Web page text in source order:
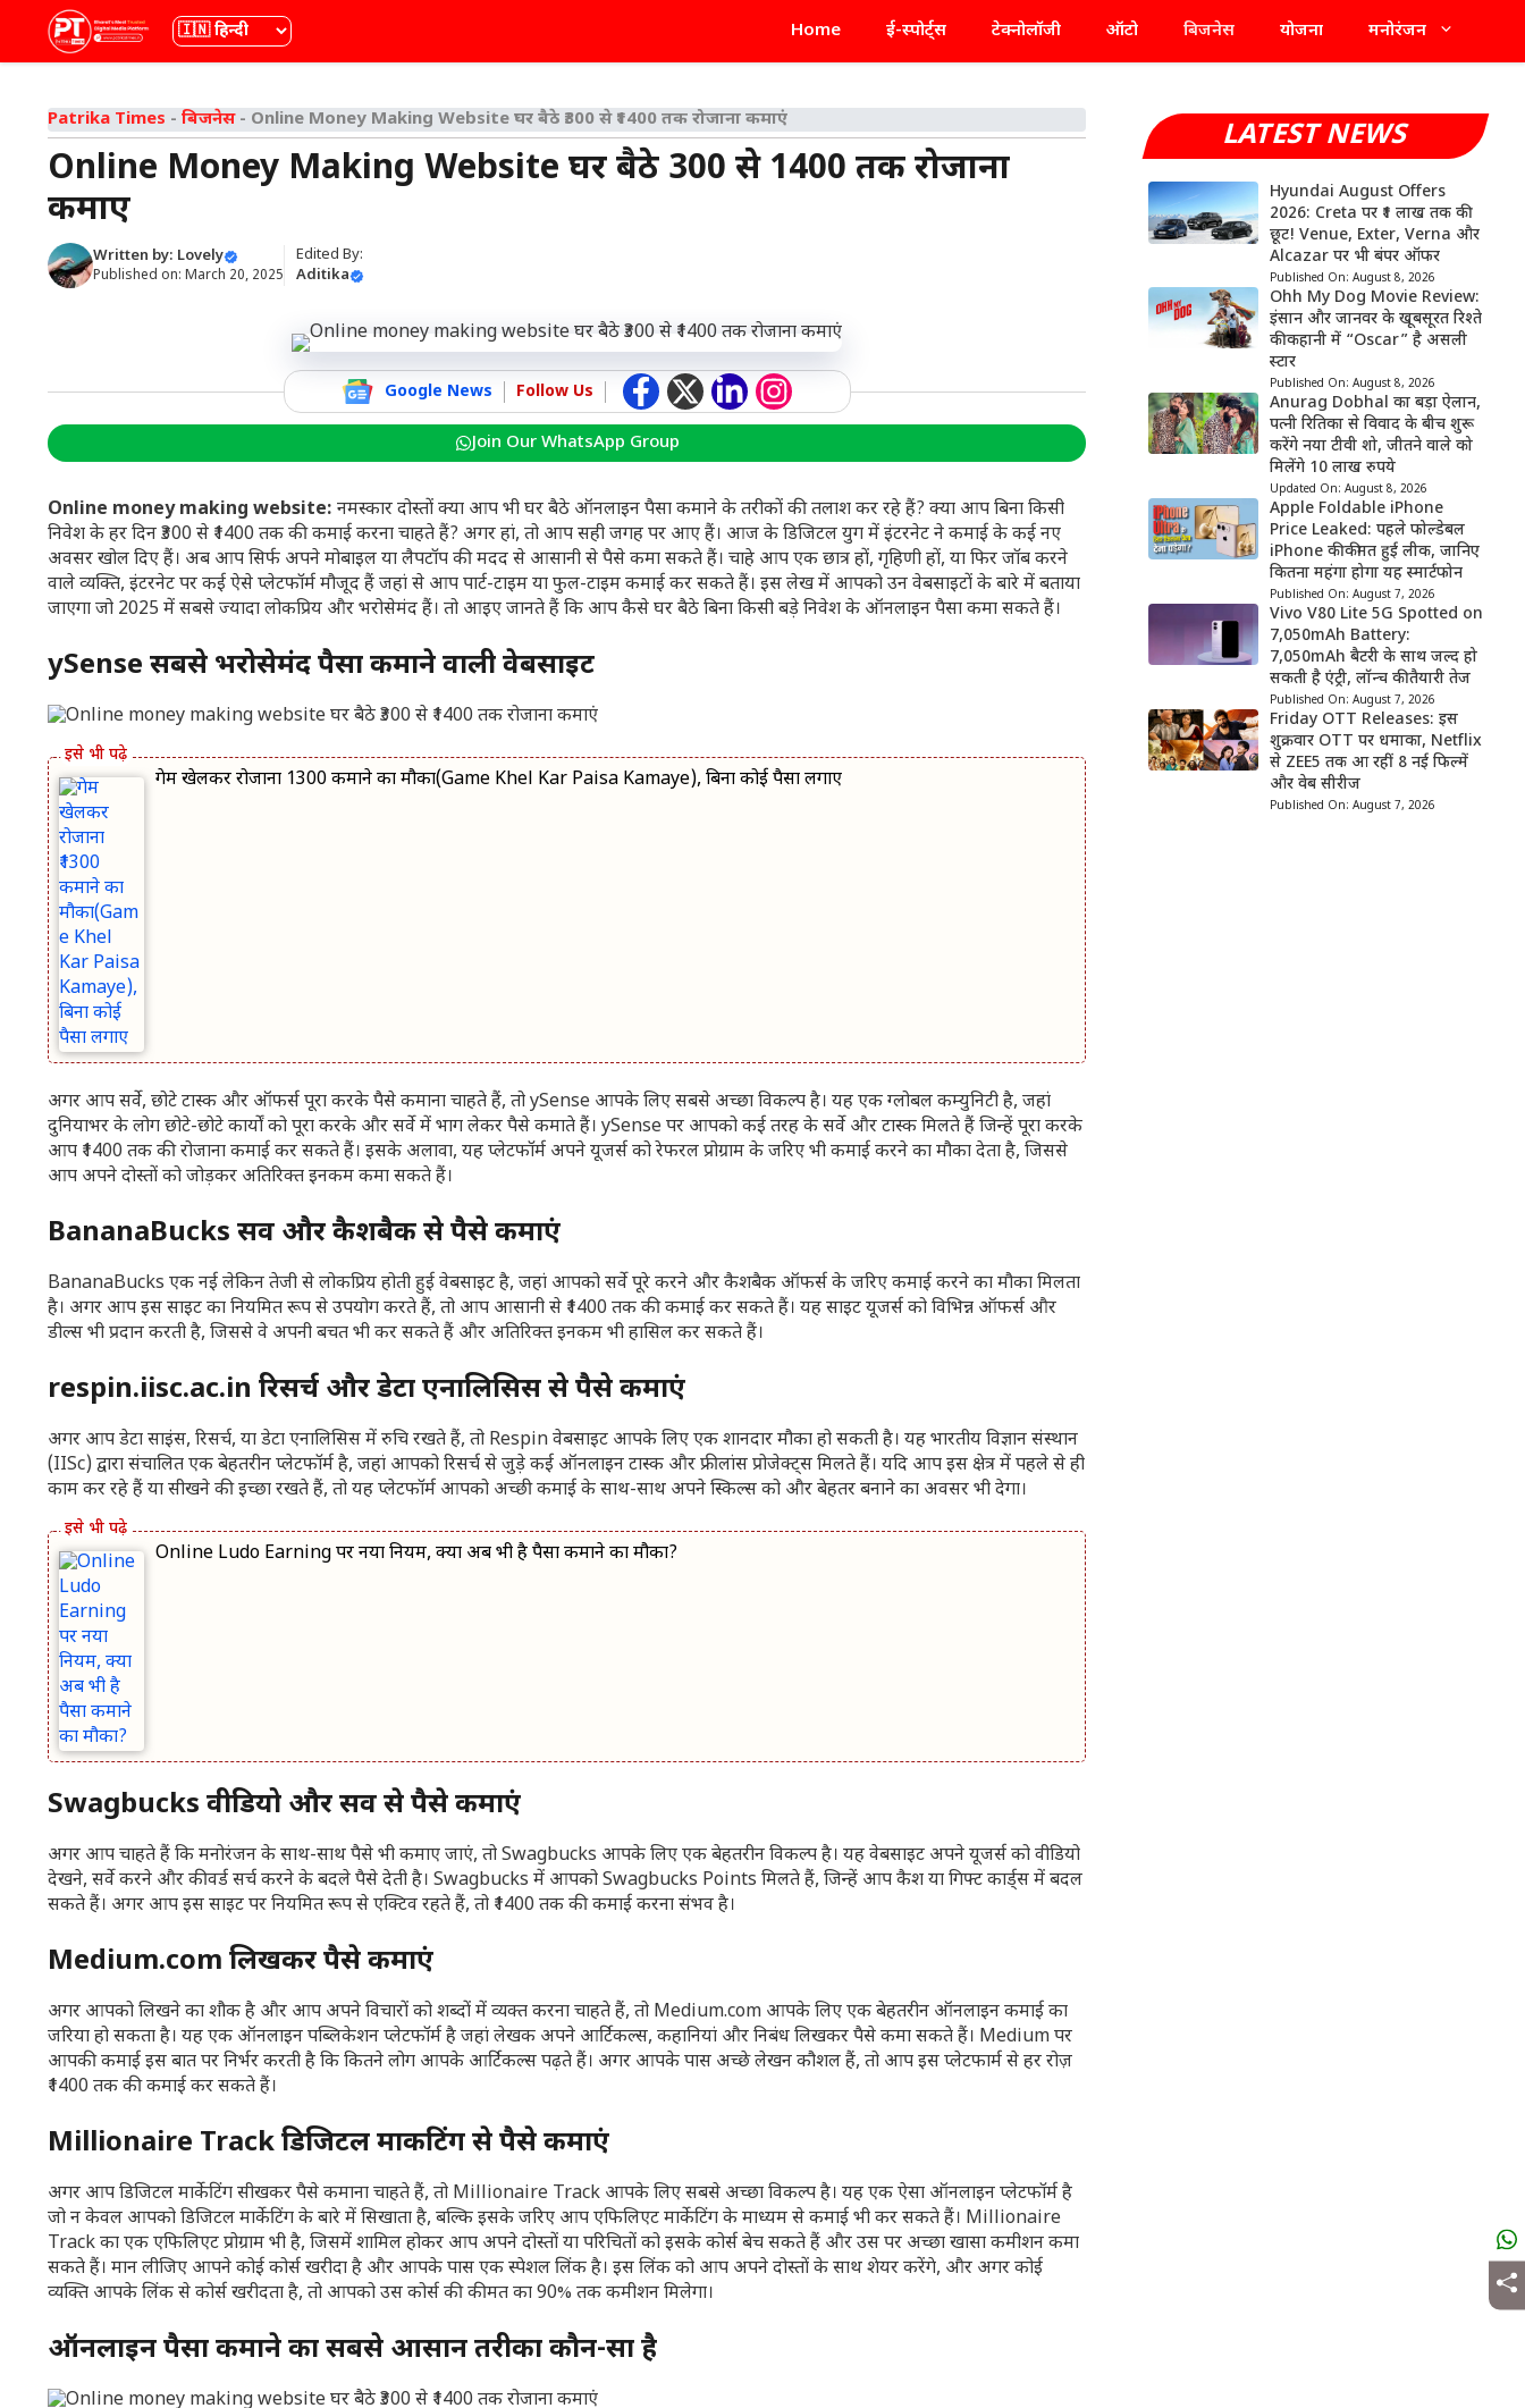
content
भाषा Home ई-स्पोर्ट्स टेक्नोलॉजी ऑटो बिजनेस योजना मनोरंजन
Patrika Times - बिजनेस- Online Money Making Website घर बैठे ₹300 से ₹1400 तक रोजाना कमाएं
Online Money Making Website घर बैठे ₹300 से ₹1400 तक रोजाना
कमाएं
Written by: Lovely
Published on: March 20, 2025
Edited By:
Aditika
Google News Follow Us
Join Our WhatsApp Group
Online money making website: नमस्कार दोस्तोंक्या आप भी घर बैठे ऑनलाइन पैसा कमाने के तरीकों की तलाश कर रहे हैं? क्या आप बिना किसी
निवेश के हर दिन ₹300 से ₹1400 तक की कमाई करना चाहते हैं? अगर हां, तो आप सही जगह पर आए हैं। आज के डिजिटल युग में इंटरनेट ने कमाई के कई नए
अवसर खोल दिए हैं। अब आप सिर्फ अपने मोबाइल या लैपटॉप की मदद से आसानी से पैसे कमा सकते हैं। चाहे आप एक छात्र हों, गृहिणी हों, या फिर जॉब करने
वाले व्यक्ति, इंटरनेट पर कई ऐसे प्लेटफॉर्म मौजूद हैं जहां से आप पार्ट-टाइम या फुल-टाइम कमाई कर सकते हैं। इस लेख में आपको उन वेबसाइटों के बारे में बताया
जाएगा जो 2025 में सबसे ज्यादा लोकप्रिय और भरोसेमंद हैं। तो आइए जानते हैं कि आप कैसे घर बैठे बिना किसी बड़े निवेश के ऑनलाइन पैसा कमा सकते हैं।
ySense सबसे भरोसेमंद पैसा कमाने वाली वेबसाइट
गेम खेलकर रोजाना ₹1300 कमाने का मौका(Game Khel Kar Paisa Kamaye), बिना कोई पैसा लगाए
अगर आप सर्वे, छोटे टास्क और ऑफर्स पूरा करके पैसे कमाना चाहते हैं, तो ySense आपके लिए सबसे अच्छा विकल्प है। यह एक ग्लोबल कम्युनिटी है, जहां
दुनियाभर के लोग छोटे-छोटे कार्यों को पूरा करके और सर्वे में भाग लेकर पैसे कमाते हैं। ySense पर आपको कई तरह के सर्वे और टास्क मिलते हैं जिन्हें पूरा करके
आप ₹1400 तक की रोजाना कमाई कर सकते हैं। इसके अलावा, यह प्लेटफॉर्म अपने यूजर्स को रेफरल प्रोग्राम के जरिए भी कमाई करने का मौका देता है, जिससे
आप अपने दोस्तों को जोड़कर अतिरिक्त इनकम कमा सकते हैं।
BananaBucks सर्वे और कैशबैक से पैसे कमाएं
BananaBucks एक नई लेकिन तेजी से लोकप्रिय होती हुई वेबसाइट है, जहां आपको सर्वे पूरे करने और कैशबैक ऑफर्स के जरिए कमाई करने का मौका मिलता
है। अगर आप इस साइट का नियमित रूप से उपयोग करते हैं, तो आप आसानी से ₹1400 तक की कमाई कर सकते हैं। यह साइट यूजर्स को विभिन्न ऑफर्स और
डील्स भी प्रदान करती है, जिससे वे अपनी बचत भी कर सकते हैं और अतिरिक्त इनकम भी हासिल कर सकते हैं।
respin.iisc.ac.in रिसर्च और डेटा एनालिसिस से पैसे कमाएं
अगर आप डेटा साइंस, रिसर्च, या डेटा एनालिसिस में रुचि रखते हैं, तो Respin वेबसाइट आपके लिए एक शानदार मौका हो सकती है। यह भारतीय विज्ञान संस्थान
(IISc) द्वारा संचालित एक बेहतरीन प्लेटफॉर्म है, जहां आपको रिसर्च से जुड़े कई ऑनलाइन टास्क और फ्रीलांस प्रोजेक्ट्स मिलते हैं। यदि आप इस क्षेत्र में पहले से ही
काम कर रहे हैं या सीखने की इच्छा रखते हैं, तो यह प्लेटफॉर्म आपको अच्छी कमाई के साथ-साथ अपने स्किल्स को और बेहतर बनाने का अवसर भी देगा।
Online Ludo Earning पर नया नियम, क्या अब भी है पैसा कमाने का मौका?
Swagbucks वीडियो और सर्वे से पैसे कमाएं
अगर आप चाहते हैं कि मनोरंजन के साथ-साथ पैसे भी कमाए जाएं, तो Swagbucks आपके लिए एक बेहतरीन विकल्प है। यह वेबसाइट अपने यूजर्स को वीडियो
देखने, सर्वे करने और कीवर्ड सर्च करने के बदले पैसे देती है। Swagbucks में आपको Swagbucks Points मिलते हैं, जिन्हें आप कैश या गिफ्ट कार्ड्स में बदल
सकते हैं। अगर आप इस साइट पर नियमित रूप से एक्टिव रहते हैं, तो ₹1400 तक की कमाई करना संभव है।
Medium.com लिखकर पैसे कमाएं
अगर आपको लिखने का शौक है और आप अपने विचारों को शब्दों में व्यक्त करना चाहते हैं, तो Medium.com आपके लिए एक बेहतरीन ऑनलाइन कमाई का
जरिया हो सकता है। यह एक ऑनलाइन पब्लिकेशन प्लेटफॉर्म है जहां लेखक अपने आर्टिकल्स, कहानियां और निबंध लिखकर पैसे कमा सकते हैं। Medium पर
आपकी कमाई इस बात पर निर्भर करती है कि कितने लोग आपके आर्टिकल्स पढ़ते हैं। अगर आपके पास अच्छे लेखन कौशल हैं, तो आप इस प्लेटफार्म से हर रोज़
₹1400 तक की कमाई कर सकते हैं।
Millionaire Track डिजिटल मार्केटिंग से पैसे कमाएं
अगर आप डिजिटल मार्केटिंग सीखकर पैसे कमाना चाहते हैं, तो Millionaire Track आपके लिए सबसे अच्छा विकल्प है। यह एक ऐसा ऑनलाइन प्लेटफॉर्म है
जो न केवल आपको डिजिटल मार्केटिंग के बारे में सिखाता है, बल्कि इसके जरिए आप एफिलिएट मार्केटिंग के माध्यम से कमाई भी कर सकते हैं। Millionaire
Track का एक एफिलिएट प्रोग्राम भी है, जिसमें शामिल होकर आप अपने दोस्तों या परिचितों को इसके कोर्स बेच सकते हैं और उस पर अच्छा खासा कमीशन कमा
सकते हैं। मान लीजिए आपने कोई कोर्स खरीदा है और आपके पास एक स्पेशल लिंक है। इस लिंक को आप अपने दोस्तों के साथ शेयर करेंगे, और अगर कोई
व्यक्ति आपके लिंक से कोर्स खरीदता है, तो आपको उस कोर्स की कीमत का 90% तक कमीशन मिलेगा।
ऑनलाइन पैसा कमाने का सबसे आसान तरीका कौन-सा है
LATEST NEWS
Hyundai August Offers
2026: Creta पर ₹1 लाख तक की
छूट! Venue, Exter, Verna और
Alcazar पर भी बंपर ऑफर
Published On: August 8, 2026
Ohh My Dog Movie Review:
इंसान और जानवर के खूबसूरत रिश्ते
की कहानी में “Oscar” है असली
स्टार
Published On: August 8, 2026
Anurag Dobhal का बड़ा ऐलान,
पत्नी रितिका से विवाद के बीच शुरू
करेंगे नया टीवी शो, जीतने वाले को
मिलेंगे 10 लाख रुपये
Updated On: August 8, 2026
Apple Foldable iPhone
Price Leaked: पहले फोल्डेबल
iPhone की कीमत हुई लीक, जानिए
कितना महंगा होगा यह स्मार्टफोन
Published On: August 7, 2026
Vivo V80 Lite 5G Spotted on
7,050mAh Battery:
7,050mAh बैटरी के साथ जल्द हो
सकती है एंट्री, लॉन्च की तैयारी तेज
Published On: August 7, 2026
Friday OTT Releases: इस
शुक्रवार OTT पर धमाका, Netflix
से ZEE5 तक आ रहीं 8 नई फिल्में
और वेब सीरीज
Published On: August 7, 2026